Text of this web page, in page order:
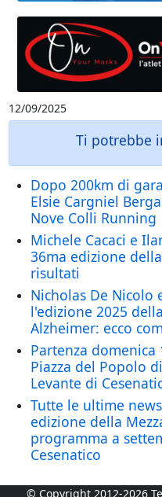
12/09/2025
Ti potrebbe
Dopo 200km di
Elsie Cargniel
Nove Colli Running
Michele Cacaci e
36ma edizione
risultati
Nicholas De Nicolo
l'edizione 2025
Alzheimer: ecco
Partenza
Piazza del Popolo
Levante di
Tutte le ultime
edizione della
programma a
Cesenatico
© Copyright 2012-2026